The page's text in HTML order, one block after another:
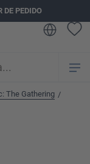
DE PEDIDO
The Gathering /